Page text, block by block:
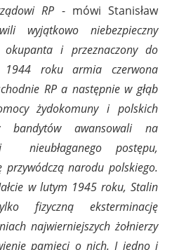
RP - mówi Stanisław
wyjątkowo niebezpieczny
i przeznaczony do
roku armia czerwona
RP a następnie w głąb
żydokomuny i polskich
bandytów awansowali na
nieubłaganego postępu,
przywódczą narodu polskiego.
w lutym 1945 roku, Stalin
fizyczną eksterminację
najwierniejszych żołnierzy
pamięci o nich. I jedno i